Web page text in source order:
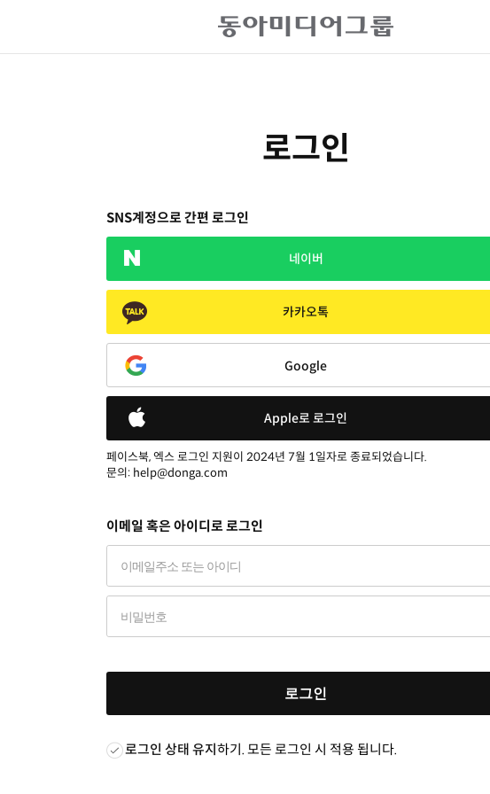
로그인
SNS계정으로 간편 로그인
네이버
카카오톡
Google
Apple로 로그인
페이스북, 엑스 로그인 지원이 2024년 7월 1일자로 종료되었습니다.
문의: help@donga.com
이메일 혹은 아이디로 로그인
로그인
로그인 상태 유지하기. 모든 로그인 시 적용 됩니다.